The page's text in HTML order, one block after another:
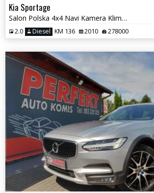
Kia Sportage
Salon Polska 4x4 Navi Kamera Klimatronik
2.0 Diesel KM 136 2010 278000